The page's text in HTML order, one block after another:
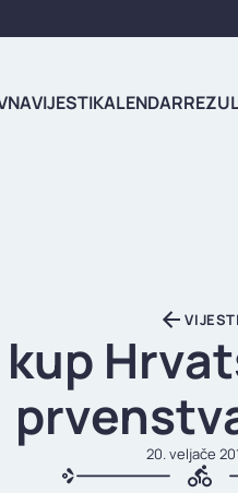
VIJESTIKALENDAR
VIJESTI
20. veljače